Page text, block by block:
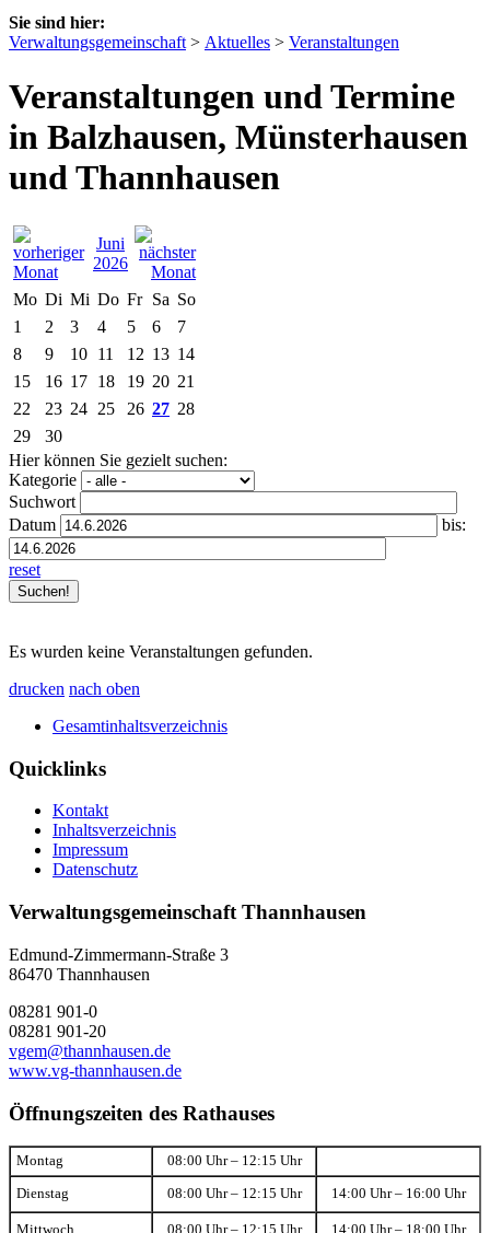
Sie sind hier:
Verwaltungsgemeinschaft > Aktuelles > Veranstaltungen
Veranstaltungen und Termine
in Balzhausen, Münsterhausen
und Thannhausen
Juni
2026
Mo Di Mi Do Fr Sa So
1
2 3 4 5 6
7
8
9 10 11 12 13 14
15
16 17 18 19 20 21
22
23 24 25 26 27 28
29
30
Hier können Sie gezielt suchen:
Kategorie
Suchwort
Datum
bis:
reset
Es wurden keine Veranstaltungen gefunden.
drucken nach oben
Gesamtinhaltsverzeichnis
Quicklinks
Kontakt
Inhaltsverzeichnis
Impressum
Datenschutz
Verwaltungsgemeinschaft Thannhausen
Edmund-Zimmermann-Straße 3
86470 Thannhausen
08281 901-0
08281 901-20
vgem@thannhausen.de
www.vg-thannhausen.de
Öffnungszeiten des Rathauses
Montag 08:00 Uhr – 12:15 Uhr
Dienstag 08:00 Uhr – 12:15 Uhr 14:00 Uhr – 16:00 Uhr